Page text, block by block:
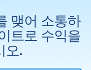
맺어 소통하
트로 수익을
오.